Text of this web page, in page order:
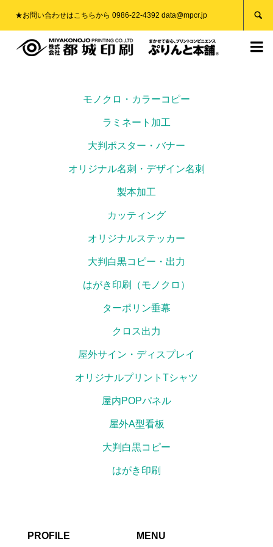
★お問い合わせはこちらから 0986-22-4392 data@mpcr.jp 

モノクロ・カラーコピー
ラミネート加工
大判ポスター・バナー
オリジナル名刺・デザイン名刺
製本加工
カッティング
オリジナルステッカー
大判白黒コピー・出力
はがき印刷（モノクロ）
ターポリン垂幕
クロス出力
屋外サイン・ディスプレイ
オリジナルプリントTシャツ
屋内POPパネル
屋外A型看板
大判白黒コピー
はがき印刷
PROFILE MENU